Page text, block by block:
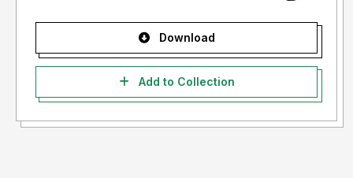
Download
Add to Collection